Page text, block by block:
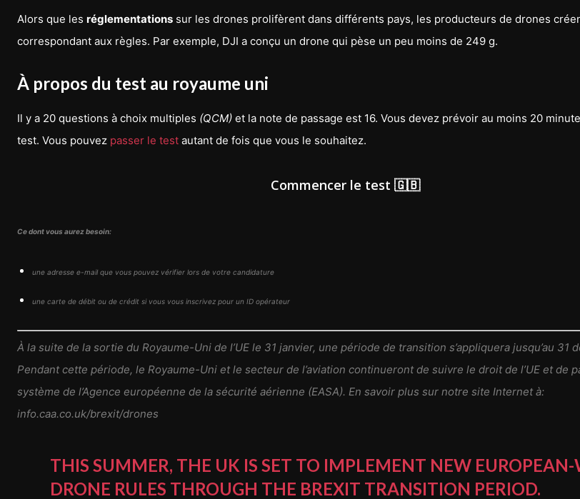
Alors que les réglementations sur les drones prolifèrent dans différents pays, les producteurs de drones
correspondant aux règles. Par exemple, DJI a conçu un drone qui pèse un peu moins de 249 g.
À propos du test au royaume uni
Il y a 20 questions à choix multiples (QCM) et la note de passage est 16. Vous devez prévoir au moins 20
test. Vous pouvez passer le test autant de fois que vous le souhaitez.
Commencer le test 🇬🇧
Ce dont vous aurez besoin:
une adresse e-mail que vous pouvez vérifier lors de votre candidature
une carte de débit ou de crédit si vous vous inscrivez pour un ID opérateur
À la suite de la sortie du Royaume-Uni de l’UE le 31 janvier, une période de transition s’appliquera jusqu’au 31
Pendant cette période, le Royaume-Uni et le secteur de l’aviation continueront de suivre le droit de l’UE et de
système de l’Agence européenne de la sécurité aérienne (EASA). En savoir plus sur notre site Internet à:
info.caa.co.uk/brexit/drones
THIS SUMMER, THE UK IS SET TO IMPLEMENT NEW
DRONE RULES THROUGH THE BREXIT TRANSITION PERIOD.